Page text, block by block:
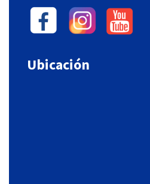
Ubicación